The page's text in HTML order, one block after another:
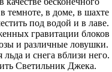
темноте, в доме, в шахте
под водой и в лаве.
гравитации блоков
и различные ловушки.
льда и снега вблизи него.
Светильник Джека.